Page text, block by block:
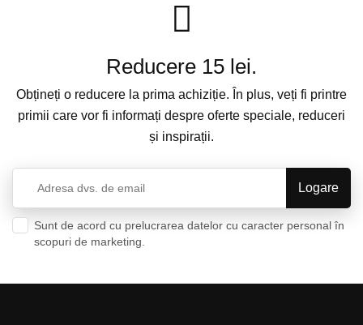
Reducere 15 lei.
Obțineți o reducere la prima achiziție. În plus, veți fi printre
primii care vor fi informați despre oferte speciale, reduceri
și inspirații.
Sunt de acord cu prelucrarea datelor cu caracter personal în
scopuri de marketing.